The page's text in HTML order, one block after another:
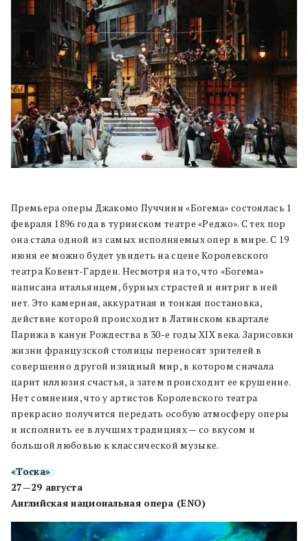
Премьера оперы Джакомо Пуччини «Богема» состоялась 1
февраля 1896 года в туринском театре «Реджо». С тех пор
она стала одной из самых исполняемых опер в мире. С 19
июня ее можно будет увидеть на сцене Королевского
театра Ковент-Гарден. Несмотря на то, что «Богема»
написана итальянцем, бурных страстей и интриг в ней
нет. Это камерная, аккуратная и тонкая постановка,
действие которой происходит в Латинском квартале
Парижа в канун Рождества в 30-е годы XIX века. Зарисовки
жизни французской столицы переносят зрителей в
совершенно другой изящный мир, в котором сначала
царит иллюзия счастья, а затем происходит ее крушение.
Нет сомнения, что у артистов Королевского театра
прекрасно получится передать особую атмосферу оперы
и исполнить ее в лучших традициях — со вкусом и
большой любовью к классической музыке.
«Тоска»
27—29 августа
Английская национальная опера (ENO)